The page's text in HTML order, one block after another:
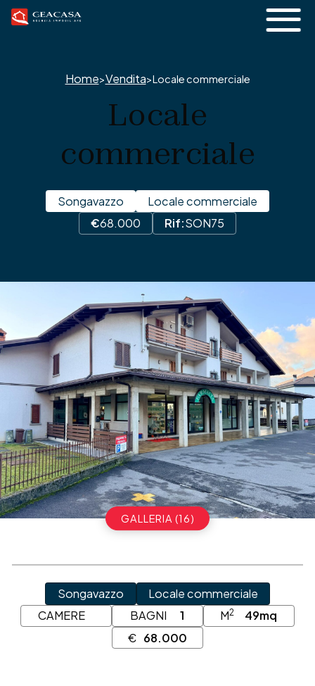
Home>Vendita>Locale commerciale
Locale
commerciale
Songavazzo
Locale commerciale
€68.000 Rif:SON75
GALLERIA (16)
Songavazzo
Locale commerciale
CAMERE
BAGNI 1 M2
49mq
€ 68.000